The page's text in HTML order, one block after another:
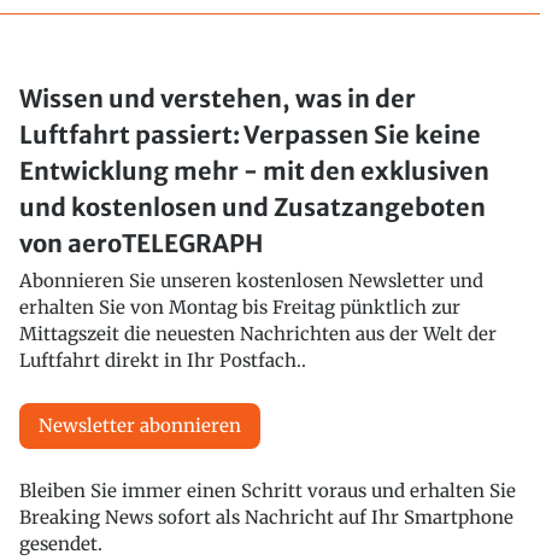
Wissen und verstehen, was in der
Luftfahrt passiert: Verpassen Sie keine
Entwicklung mehr - mit den exklusiven
und kostenlosen und Zusatzangeboten
von aeroTELEGRAPH
Abonnieren Sie unseren kostenlosen Newsletter und
erhalten Sie von Montag bis Freitag pünktlich zur
Mittagszeit die neuesten Nachrichten aus der Welt der
Luftfahrt direkt in Ihr Postfach..
Newsletter abonnieren
Bleiben Sie immer einen Schritt voraus und erhalten Sie
Breaking News sofort als Nachricht auf Ihr Smartphone
gesendet.